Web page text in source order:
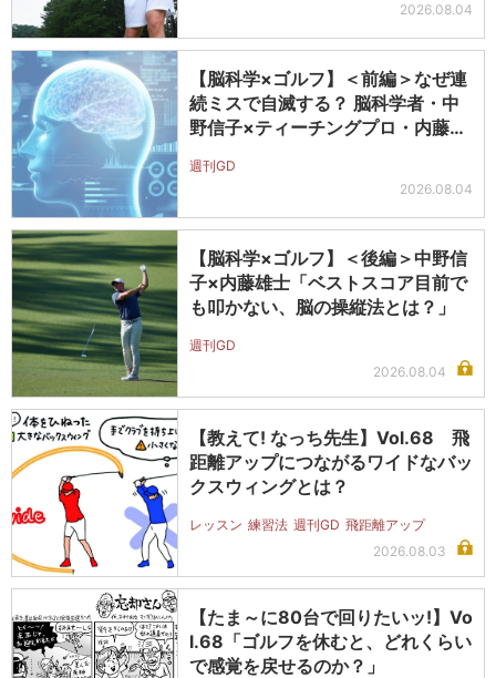
2026.08.04
【脳科学×ゴルフ】＜前編＞なぜ連
続ミスで自滅する？ 脳科学者・中
野信子×ティーチングプロ・内藤雄
週刊GD
2026.08.04
【脳科学×ゴルフ】＜後編＞中野信
子×内藤雄士「ベストスコア目前で
も叩かない、脳の操縦法とは？」
週刊GD
2026.08.04
【教えて! なっち先生】Vol.68 飛
距離アップにつながるワイドなバッ
クスウィングとは？
レッスン 練習法 週刊GD 飛距離アップ
2026.08.03
【たま～に80台で回りたいッ!】Vo
l.68「ゴルフを休むと、どれくらい
で感覚を戻せるのか？」